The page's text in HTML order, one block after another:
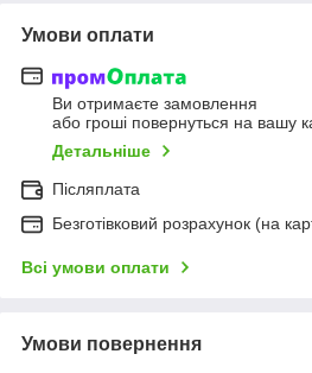
Умови оплати
Ви отримаєте замовлення
або гроші повернуться на вашу
Детальніше
Післяплата
Безготівковий розрахунок (на
Всі умови оплати
Умови повернення